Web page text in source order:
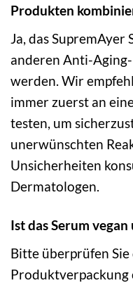
Produkten
Ja, das
anderen Anti-
werden. Wir
immer zuerst an
testen, um
unerwünschten
Unsicherheiten
Dermatologen.
Ist das Serum
Bitte überprüfen